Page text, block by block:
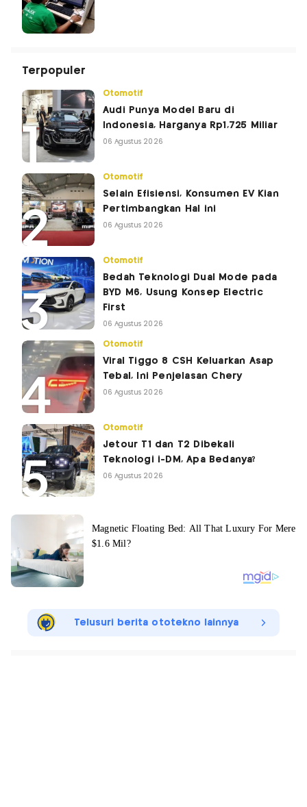
Terpopuler
Otomotif
Audi Punya Model Baru di
Indonesia, Harganya Rp1,725 Miliar
06 Agustus 2026
Otomotif
Selain Efisiensi, Konsumen EV Kian
Pertimbangkan Hal ini
06 Agustus 2026
Otomotif
Bedah Teknologi Dual Mode pada
BYD M6, Usung Konsep Electric
First
06 Agustus 2026
Otomotif
Viral Tiggo 8 CSH Keluarkan Asap
Tebal, Ini Penjelasan Chery
06 Agustus 2026
Otomotif
Jetour T1 dan T2 Dibekali
Teknologi i-DM, Apa Bedanya?
06 Agustus 2026
Telusuri berita ototekno lainnya